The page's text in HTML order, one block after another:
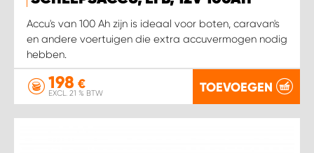
Accu's van 100 Ah zijn is ideaal voor boten, caravan's
en andere voertuigen die extra accuvermogen nodig
hebben.
198 €
EXCL. 21 % BTW TOEVOEGEN
WORK SYSTEM KOOTWIJKERBROEK
WORK SYSTEM LOPIK AUTOSERVICE BENSCHOP